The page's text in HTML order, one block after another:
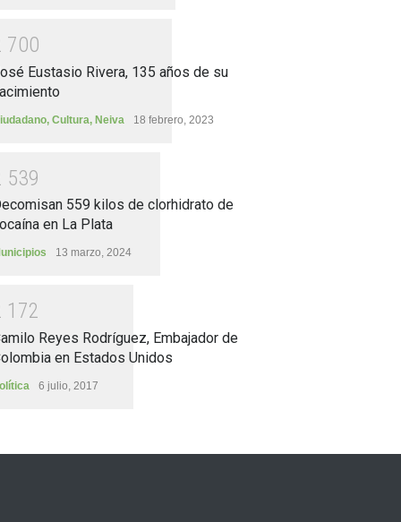
700
Eustasio Rivera, 135 años de su
, Cultura, Neiva 18 febrero, 2023
539
559 kilos de clorhidrato de
en La Plata
13 marzo, 2024
1 72
Reyes Rodríguez, Embajador de
en Estados Unidos
6 julio, 2017